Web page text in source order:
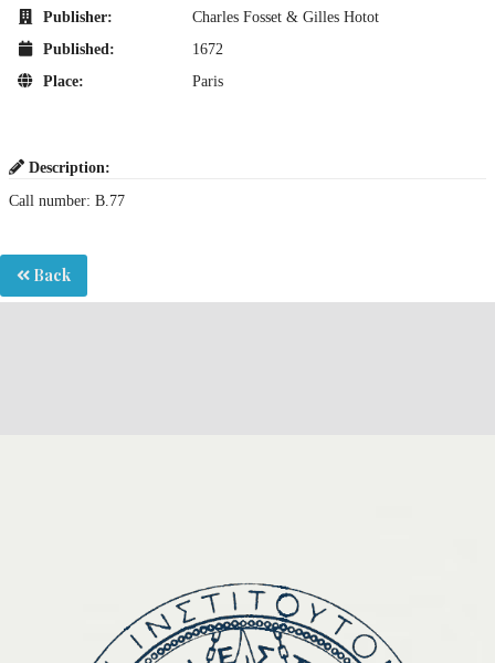
Publisher:
Charles Fosset & Gilles Hotot
Published:
1672
Place:
Paris
Description:
Call number: B.77
Back